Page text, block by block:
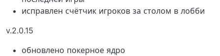
исправлен счётчик игроков за столом в лобби
v.2.0.15
обновлено покерное ядро